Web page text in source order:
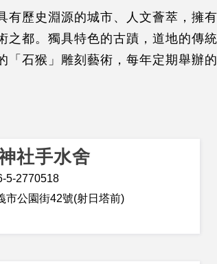
有歷史淵源的城市、人文薈萃，擁
之都。獨具特色的古蹟，道地的傳
「石猴」雕刻藝術，每年定期舉辦
社手水舍
5-2770518
市公園街42號(射日塔前)